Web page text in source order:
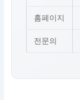
홈페이지
전문의